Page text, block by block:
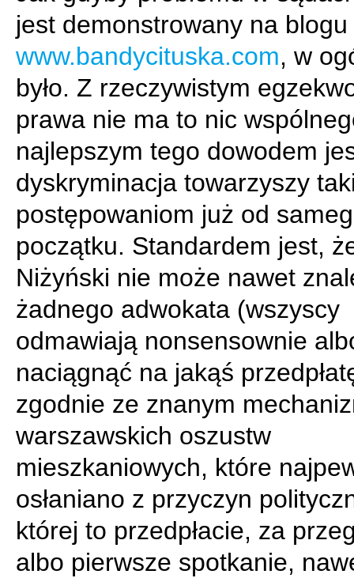
jest demonstrowany na blogu
www.bandycituska.com, w
było. Z rzeczywistym
prawa nie ma to nic
najlepszym tego dowodem
dyskryminacja towarzyszy
postępowaniom już od
początku. Standardem jest,
Niżyński nie może nawet
żadnego adwokata (wszyscy
odmawiają nonsensownie
naciągnąć na jakąś
zgodnie ze znanym
warszawskich oszustw
mieszkaniowych, które
osłaniano z przyczyn
której to przedpłacie, za
albo pierwsze spotkanie,